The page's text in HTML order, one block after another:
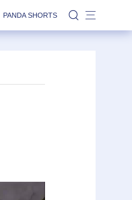
PANDA SHORTS 站内搜索